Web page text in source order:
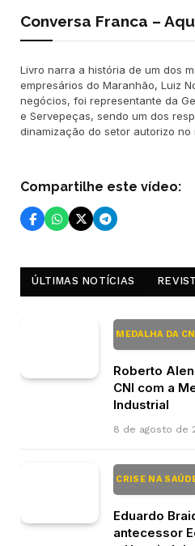
Conversa Franca –
Livro narra a história de um dos
empresários do Maranhão, Luiz
negócios, foi representante da
e Servepeças, sendo um dos
dinamização do setor autorizo no
Compartilhe este vídeo:
ÚLTIMAS NOTÍCIAS
MEDALHA DA
Roberto
CNI com a
Industrial
8 de agosto de
CRISE NA
Eduardo
antecessor